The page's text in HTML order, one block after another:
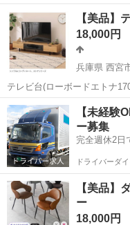
コ…
東京 調布市 京王多摩
【美品】
18,000円
兵庫県 西宮
テレビ台(ローボードエトナ
まし…
兵庫 西宮市 収納家具
【未経験
ー募集
完全週休2日
ドライバーダ
【美品
ー
18,000円